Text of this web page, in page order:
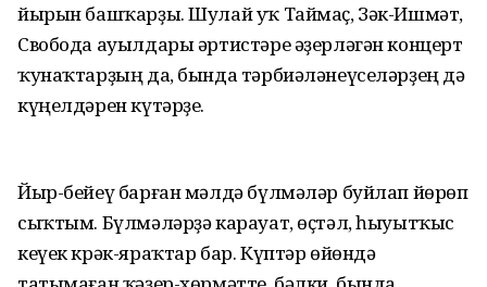
йырын башҡарҙы. Шулай уҡ Таймаҫ, Зәк-Ишмәт,
Свобода ауылдары әртистәре әҙерләгән концерт
ҡунаҡтарҙың да, бында тәрбиәләнеүселәрҙең дә
күңелдәрен күтәрҙе.
Йыр-бейеү барған мәлдә бүлмәләр буйлап йөрөп
сыҡтым. Бүлмәләрҙә карауат, өҫтәл, һыуытҡыс
кеүек крәк-яраҡтар бар. Күптәр өйөндә